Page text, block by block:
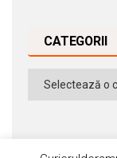
CATEGORII
Categorii